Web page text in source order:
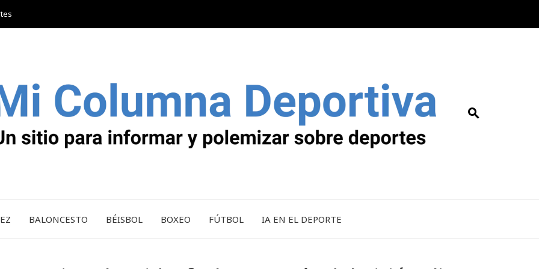
BALONCESTO BÉISBOL BOXEO FÚTBOL IA EN EL DEPORTE